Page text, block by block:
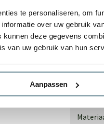
te personaliseren, om
over uw gebruik
deze gegevens
van uw gebruik van hun
Aanpassen
Merk